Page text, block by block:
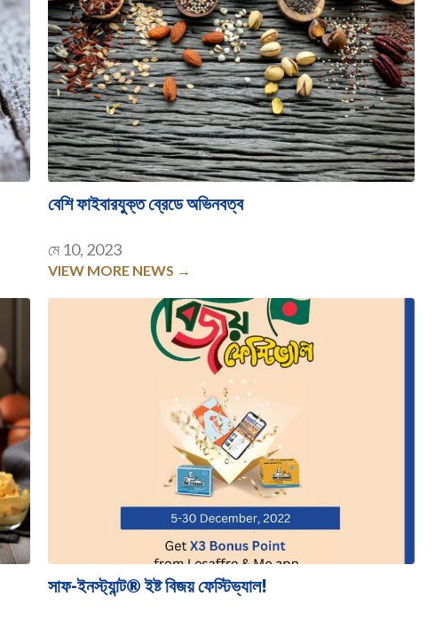
বেশি ফাইবারযুক্ত ব্রেডে অভিনবত্ব
মে 10, 2023
VIEW MORE NEWS →
সাফ-ইনস্ট্যান্ট® ইষ্ট বিজয় ফেস্টিভ্যাল!